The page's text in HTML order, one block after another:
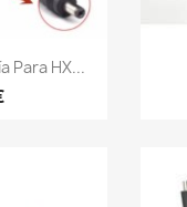
Para HX...